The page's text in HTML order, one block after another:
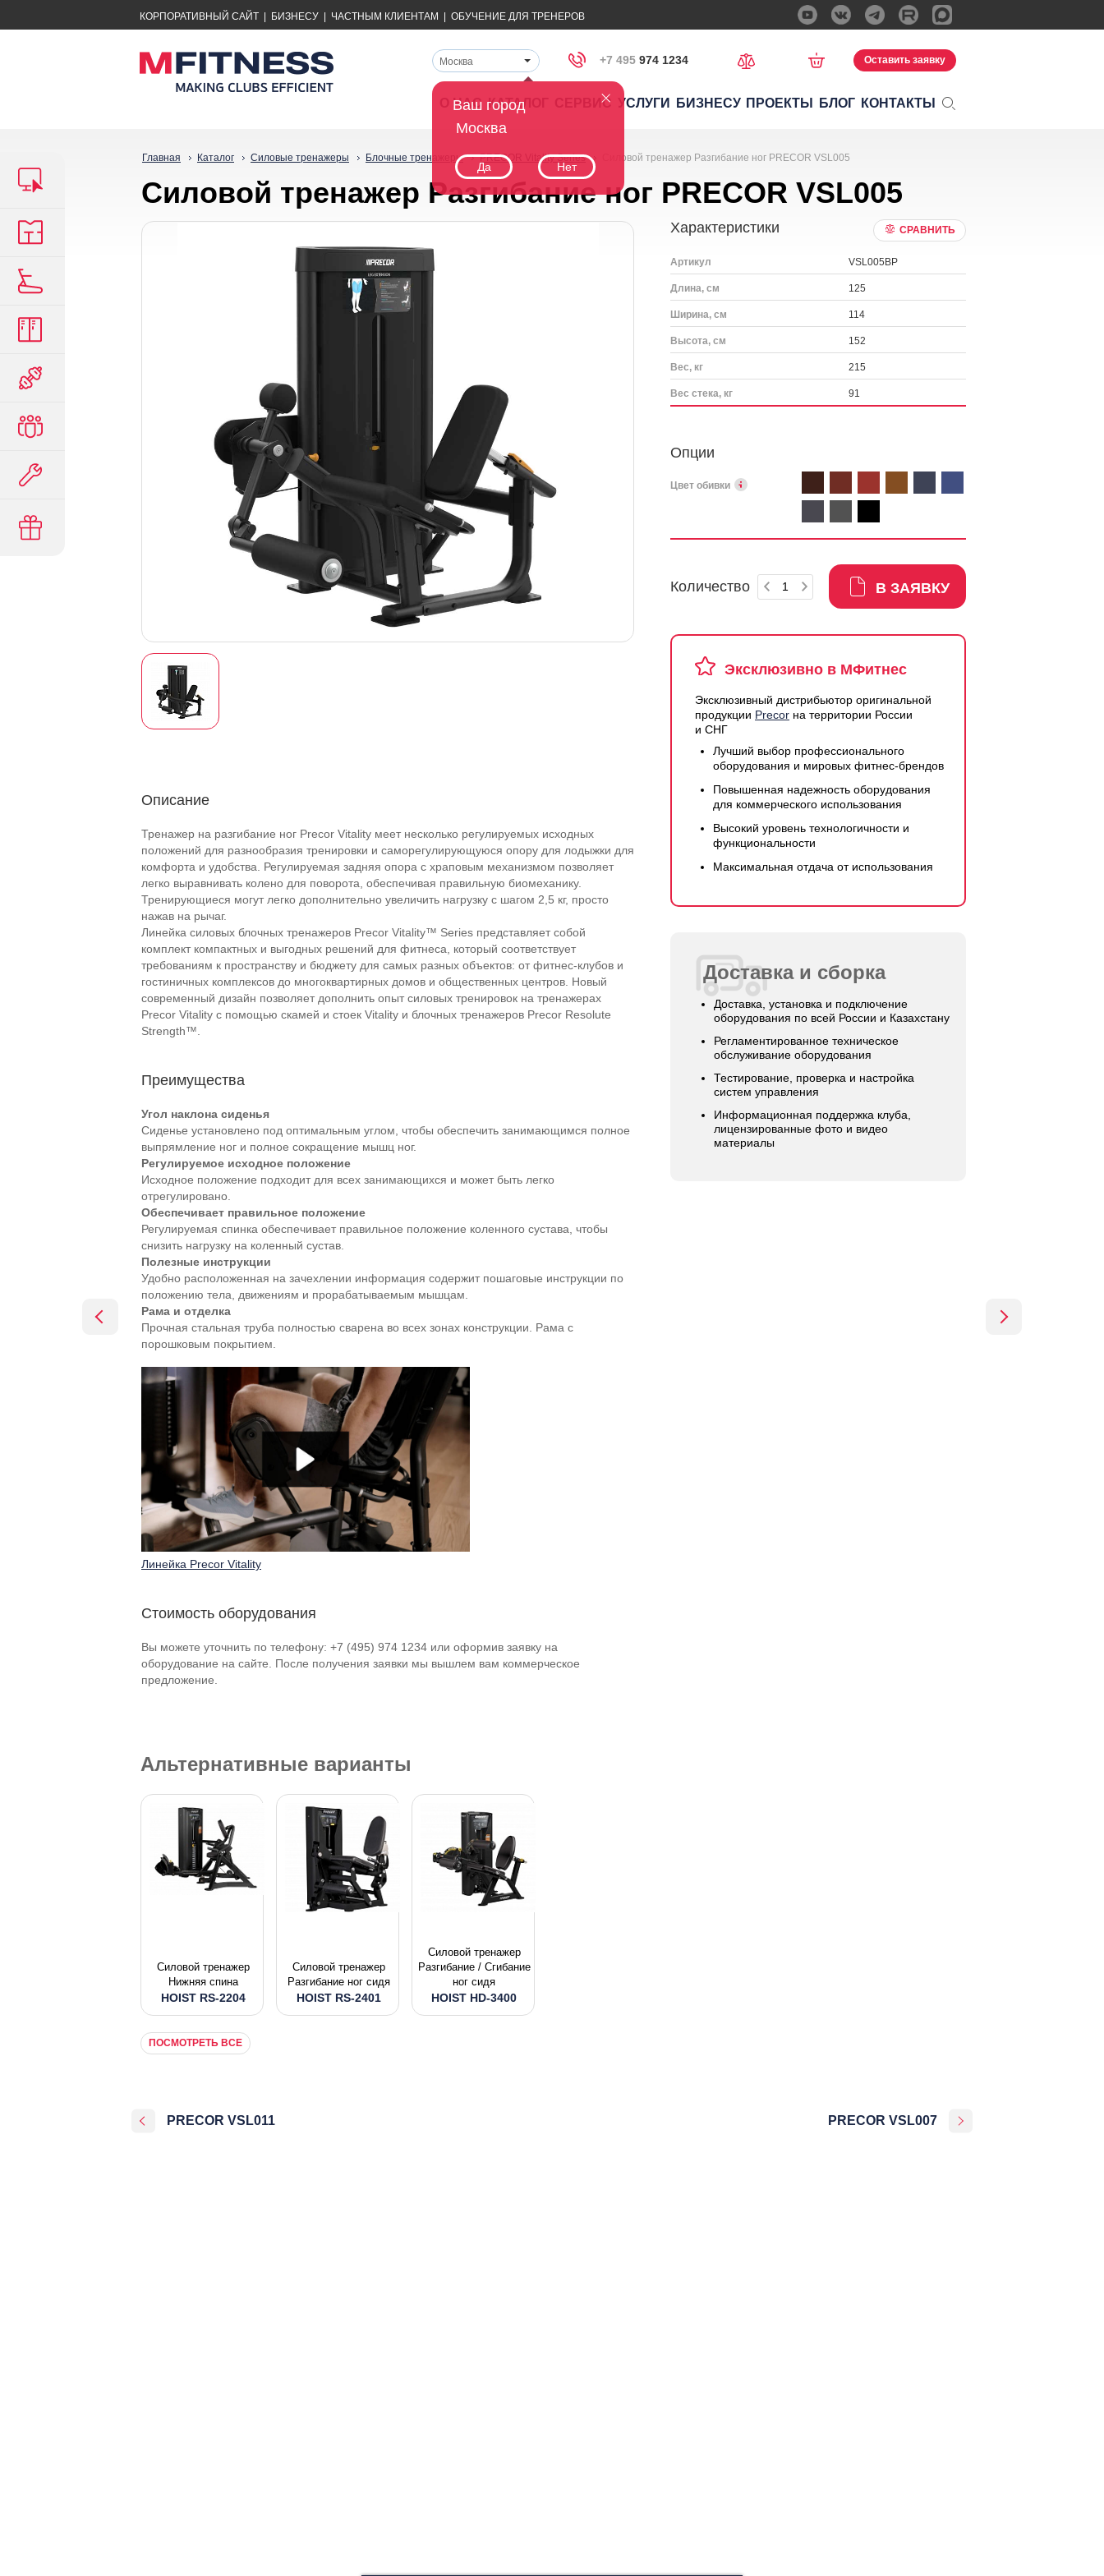
КОРПОРАТИВНЫЙ САЙТ БИЗНЕСУ ЧАСТНЫМ КЛИЕНТАМ ОБУЧЕНИЕ ДЛЯ ТРЕНЕРОВ
Ваш город
Москва
Да Нет
Москва +7 495 974 1234 Оставить заявку
О НАС КАТАЛОГ СЕРВИС УСЛУГИ БИЗНЕСУ ПРОЕКТЫ БЛОГ КОНТАКТЫ
Главная Каталог Силовые тренажеры Блочные тренажеры PRECOR Vitality Series Силовой тренажер Разгибание ног PRECOR VSL005
Силовой тренажер Разгибание ног PRECOR VSL005
Характеристики СРАВНИТЬ
Артикул VSL005BP
Длина, см 125
Ширина, см 114
Высота, см 152
Вес, кг 215
Вес стека, кг 91
Опции
Цвет обивки
Количество В ЗАЯВКУ
Эксклюзивно в МФитнес
Эксклюзивный дистрибьютор оригинальной
продукции Precor на территории России
и СНГ
Лучший выбор профессионального
оборудования и мировых фитнес-брендов
Повышенная надежность оборудования
для коммерческого использования
Высокий уровень технологичности и
функциональности
Максимальная отдача от использования
Доставка и сборка
Доставка, установка и подключение
оборудования по всей России и Казахстану
Регламентированное техническое
обслуживание оборудования
Тестирование, проверка и настройка
систем управления
Информационная поддержка клуба,
лицензированные фото и видео
материалы
Описание
Тренажер на разгибание ног Precor Vitality меет несколько регулируемых исходных
положений для разнообразия тренировки и саморегулирующуюся опору для лодыжки для
комфорта и удобства. Регулируемая задняя опора с храповым механизмом позволяет
легко выравнивать колено для поворота, обеспечивая правильную биомеханику.
Тренирующиеся могут легко дополнительно увеличить нагрузку с шагом 2,5 кг, просто
нажав на рычаг.
Линейка силовых блочных тренажеров Precor Vitality™ Series представляет собой
комплект компактных и выгодных решений для фитнеса, который соответствует
требованиям к пространству и бюджету для самых разных объектов: от фитнес-клубов и
гостиничных комплексов до многоквартирных домов и общественных центров. Новый
современный дизайн позволяет дополнить опыт силовых тренировок на тренажерах
Precor Vitality с помощью скамей и стоек Vitality и блочных тренажеров Precor Resolute
Strength™.
Преимущества
Угол наклона сиденья
Сиденье установлено под оптимальным углом, чтобы обеспечить занимающимся полное
выпрямление ног и полное сокращение мышц ног.
Регулируемое исходное положение
Исходное положение подходит для всех занимающихся и может быть легко
отрегулировано.
Обеспечивает правильное положение
Регулируемая спинка обеспечивает правильное положение коленного сустава, чтобы
снизить нагрузку на коленный сустав.
Полезные инструкции
Удобно расположенная на зачехлении информация содержит пошаговые инструкции по
положению тела, движениям и прорабатываемым мышцам.
Рама и отделка
Прочная стальная труба полностью сварена во всех зонах конструкции. Рама с
порошковым покрытием.
Линейка Precor Vitality
Стоимость оборудования
Вы можете уточнить по телефону: +7 (495) 974 1234 или оформив заявку на
оборудование на сайте. После получения заявки мы вышлем вам коммерческое
предложение.
Альтернативные варианты
Силовой тренажер
Нижняя спина
HOIST RS-2204
Силовой тренажер
Разгибание ног сидя
HOIST RS-2401
Силовой тpeнaжep
Разгибание / Сгибание
ног сидя
HOIST HD-3400
ПОСМОТРЕТЬ ВСЕ
PRECOR VSL011 PRECOR VSL007